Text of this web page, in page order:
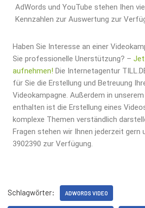
AdWords und YouTube stehen Ihen
Kennzahlen zur Auswertung zur
Haben Sie Interesse an einer
Sie professionelle Unerstützung? –
aufnehmen! Die Internetagentur
für Sie die Erstellung und Betreuung
Videokampagne. Außerdem in
enthalten ist die Erstellung eines
komplexe Themen verständlich
Fragen stehen wir Ihnen jederzeit gern
3902390 zur Verfügung.
Schlagwörter: ADWORDS VIDEO